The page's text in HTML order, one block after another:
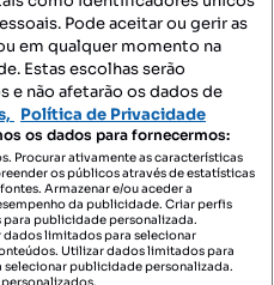
NOS:
NA:
Pode aceitar ou gerir as
em qualquer momento na
Estas escolhas serão
e não afetarão os dados de
Política de Privacidade
os dados para fornecermos:
Procurar ativamente as características
os públicos através de estatísticas
Armazenar e/ou aceder a
da publicidade. Criar perfis
publicidade personalizada.
dados limitados para selecionar
Utilizar dados limitados para
publicidade personalizada.